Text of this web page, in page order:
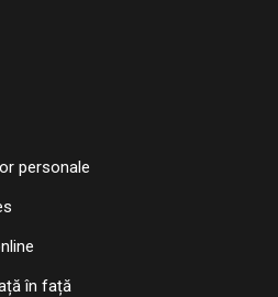
personale
în față